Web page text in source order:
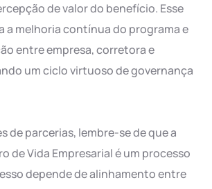
de valor do benefício. Esse
a melhoria contínua do programa e
entre empresa, corretora e
um ciclo virtuoso de governança
de parcerias, lembre-se de que a
de Vida Empresarial é um processo
depende de alinhamento entre